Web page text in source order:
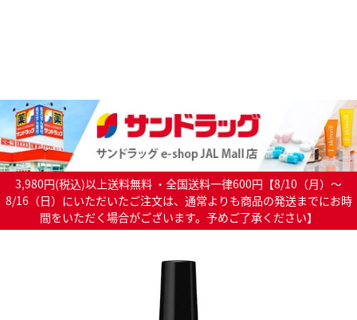
3,980円(税込)以上送料無料 ・全国送料一律600円【8/10（月）～
8/16（日）にいただいたご注文は、通常よりも商品の発送までにお時
間をいただく場合がございます。予めご了承ください】